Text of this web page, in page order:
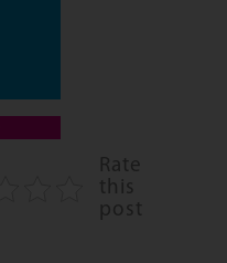
Rate
this
post